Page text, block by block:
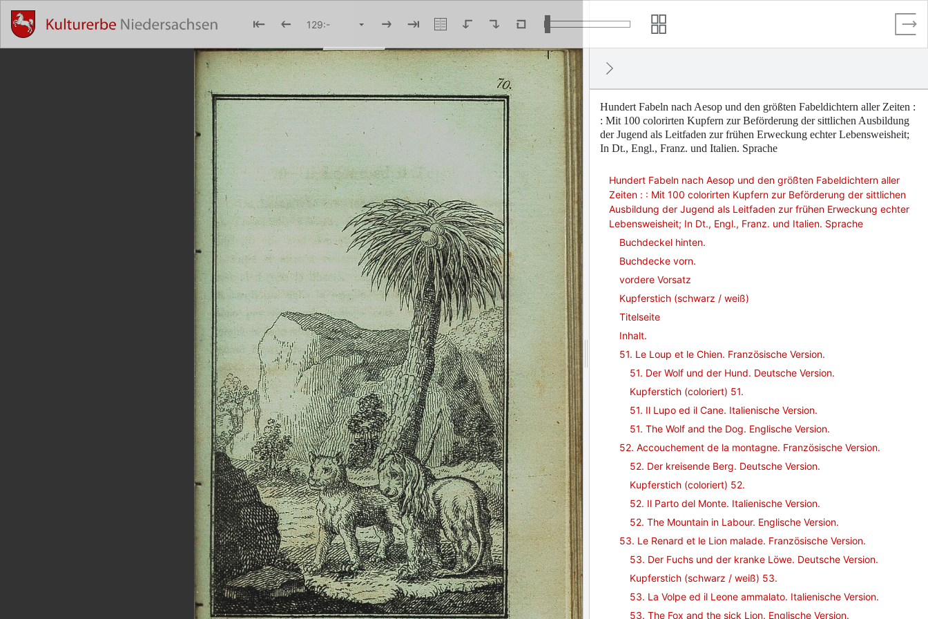
Hundert Fabeln nach Aesop und den größten Fabeldichtern aller Zeiten :
: Mit 100 colorirten Kupfern zur Beförderung der sittlichen Ausbildung
der Jugend als Leitfaden zur frühen Erweckung echter Lebensweisheit;
In Dt., Engl., Franz. und Italien. Sprache
Hundert Fabeln nach Aesop und den größten Fabeldichtern aller
Zeiten : : Mit 100 colorirten Kupfern zur Beförderung der sittlichen
Ausbildung der Jugend als Leitfaden zur frühen Erweckung echter
Lebensweisheit; In Dt., Engl., Franz. und Italien. Sprache
Buchdeckel hinten.
Buchdecke vorn.
vordere Vorsatz
Kupferstich (schwarz / weiß)
Titelseite
Inhalt.
51. Le Loup et le Chien. Französische Version.
51. Der Wolf und der Hund. Deutsche Version.
Kupferstich (coloriert) 51.
51. Il Lupo ed il Cane. Italienische Version.
51. The Wolf and the Dog. Englische Version.
52. Accouchement de la montagne. Französische Version.
52. Der kreisende Berg. Deutsche Version.
Kupferstich (coloriert) 52.
52. Il Parto del Monte. Italienische Version.
52. The Mountain in Labour. Englische Version.
53. Le Renard et le Lion malade. Französische Version.
53. Der Fuchs und der kranke Löwe. Deutsche Version.
Kupferstich (schwarz / weiß) 53.
53. La Volpe ed il Leone ammalato. Italienische Version.
53. The Fox and the sick Lion. Englische Version.